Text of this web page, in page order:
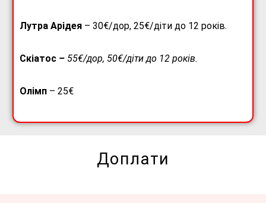
Лутра Арідея – 30€/дор, 25€/діти до 12 років.
Скіатос – 55€/дор, 50€/діти до 12 років.
Олімп – 25€
Доплати